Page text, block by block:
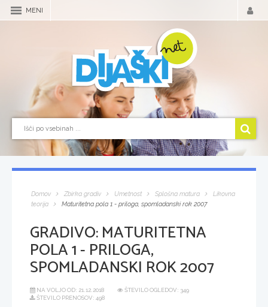
MENI
Domov Zbirka gradiv Umetnost Splošna matura
Likovna
teorija
Maturitetna pola 1 - priloga, spomladanski rok 2007
GRADIVO:MATURITETNA
POLA 1 - PRILOGA,
SPOMLADANSKI ROK 2007
NA VOLJO OD: 21.12.2018
ŠTEVILO OGLEDOV: 349
ŠTEVILO PRENOSOV: 498